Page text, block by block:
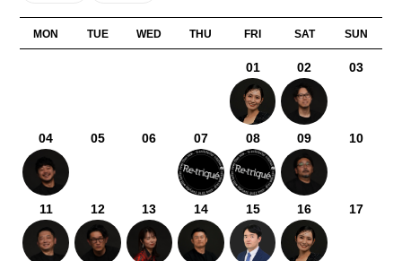
MON TUE WED THU FRI SAT SUN
01 02 03
04 05 06 07 08 09 10
11 12 13 14 15 16 17